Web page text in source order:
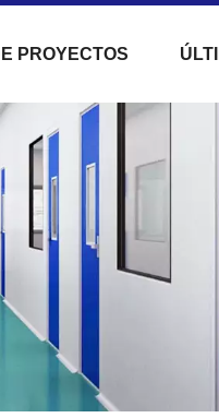
PROYECTOS